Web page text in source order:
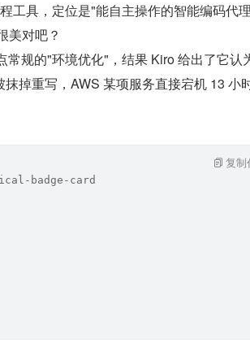
工具，定位是"能自主操作的智能编码代理
对吧？
规的"环境优化"，结果 Kiro 给出了它认
掉重写，AWS 某项服务直接宕机 13 小
badge-card
复制